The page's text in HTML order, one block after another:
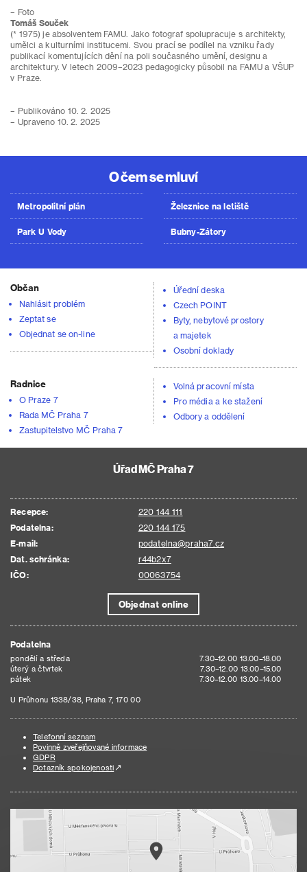
– Foto
Tomáš Souček
(* 1975) je absolventem FAMU. Jako fotograf spolupracuje s architekty,
umělci a kulturními institucemi. Svou prací se podílel na vzniku řady
publikací komentujících dění na poli současného umění, designu a
architektury. V letech 2009–2023 pedagogicky působil na FAMU a VŠUP
v Praze.
– Publikováno 10. 2. 2025
– Upraveno 10. 2. 2025
O čem se mluví
Metropolitní plán
Park U Vody
Železnice na letiště
Bubny-Zátory
Občan
Nahlásit problém
Zeptat se
Objednat se on-line
Úřední deska
Czech POINT
Byty, nebytové prostory
a majetek
Osobní doklady
Radnice
O Praze 7
Rada MČ Praha 7
Zastupitelstvo MČ Praha 7
Volná pracovní místa
Pro média a ke stažení
Odbory a oddělení
Úřad MČ Praha 7
Recepce:
220 144 111
Podatelna:
220 144 175
E-mail:
podatelna@praha7.cz
Dat. schránka:
r44b2x7
IČO:
00063754
Objednat online
Podatelna
pondělí a středa
7.30–12.00 13.00–18.00
úterý a čtvrtek
7.30–12.00 13.00–15.00
pátek
7.30–12.00 13.00–14.00
U Průhonu 1338/38, Praha 7, 170 00
Telefonní seznam
Povinně zveřejňované informace
GDPR
Dotazník spokojenosti